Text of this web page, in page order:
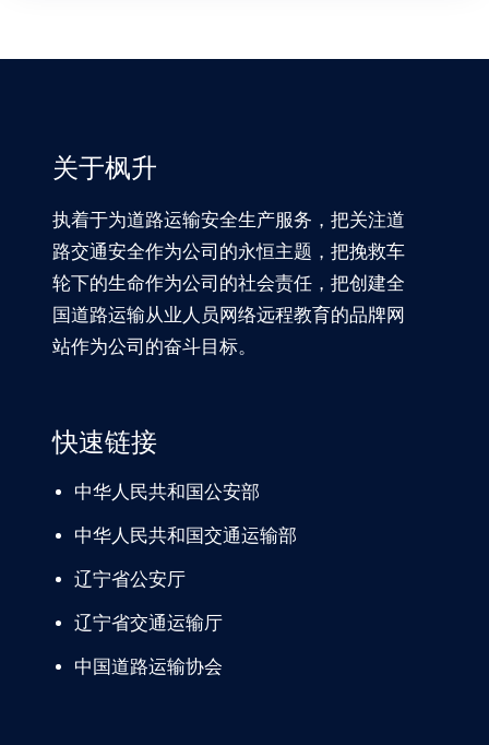
关于枫升
执着于为道路运输安全生产服务，把关注道
路交通安全作为公司的永恒主题，把挽救车
轮下的生命作为公司的社会责任，把创建全
国道路运输从业人员网络远程教育的品牌网
站作为公司的奋斗目标。
快速链接
中华人民共和国公安部
中华人民共和国交通运输部
辽宁省公安厅
辽宁省交通运输厅
中国道路运输协会